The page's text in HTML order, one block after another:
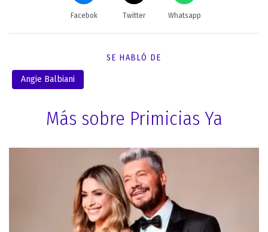
Facebok Twitter Whatsapp
SE HABLÓ DE
Angie Balbiani
Más sobre Primicias Ya